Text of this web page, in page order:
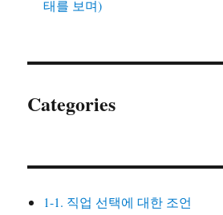
태를 보며)
Categories
1-1. 직업 선택에 대한 조언